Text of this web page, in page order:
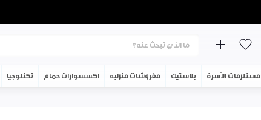
مستلزمات الأسرة بلاستيك مفروشات منزليه اكسسوارات حمام تكنلوجيا